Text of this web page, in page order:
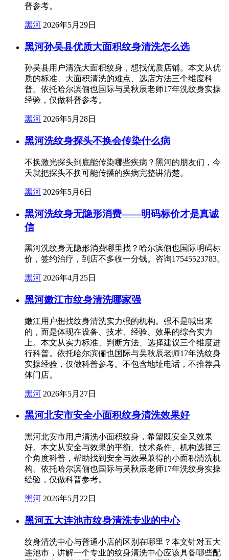
普参考。
黑河 2026年5月29日
黑河孙吴县优质大面积纹身清洗怎么选
孙吴县用户清洗大面积纹身，想找优质店铺。本文从优
质的标准、大面积清洗的难点、选店方法三个维度科
普。依托哈尔滨俪也国际与吴秋辰老师17年洗纹身实操
经验，仅做科普参考。
黑河 2026年5月28日
黑河洗纹身探头不换会传染什么病
不换激光探头到底能传染哪些疾病？黑河的朋友们，今
天就把探头不换可能传播的疾病完整讲清楚。
黑河 2026年5月6日
黑河洗纹身无隐形消费——明码标价才是真诚
信
黑河洗纹身无隐形消费哪里找？哈尔滨俪也国际明码标
价，签约治疗，到店不多收一分钱。咨询17545523783。
黑河 2026年4月25日
黑河嫩江市纹身清洗哪家强
嫩江用户想找纹身清洗实力强的机构。强不是喊出来
的，而是体现在设备、技术、经验、效果的综合实力
上。本文从实力标准、判断方法、选择建议三个维度进
行科普。依托哈尔滨俪也国际与吴秋辰老师17年洗纹身
实操经验，仅做科普参考。不包含地址电话，不推荐具
体门店。
黑河 2026年5月27日
黑河北安市安全小面积纹身清洗效果好
黑河北安市用户清洗小面积纹身，希望既安全又效果
好。本文从安全与效果的平衡、技术条件、机构选择三
个角度科普，帮助找到安全与效果兼得的小面积清洗机
构。依托哈尔滨俪也国际与吴秋辰老师17年洗纹身实操
经验，仅做科普参考。
黑河 2026年5月22日
黑河五大连池市纹身清洗专业的中心
纹身清洗中心与普通小店的区别在哪里？本文针对五大
连池市，讲解一个专业的纹身清洗中心应该具备哪些配